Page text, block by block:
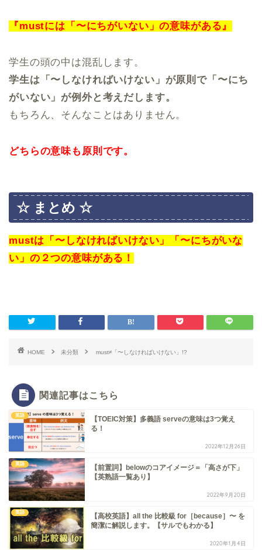
『mustには「〜にちがいない」の意味がある』
学生の頭の中は混乱します。
学生は「〜しなければいけない」が原則で「〜にち
がいない」が例外と考えだします。
もちろん、そんなことはありません。
どちらの意味も原則です。
☆ まとめ ☆
mustは「〜しなければいけない」「〜にちがいな
い」の２つの意味がある！
HOME 未分類 must≠「〜しなければいけない」!?
関連記事はこちら
英語
【TOEIC対策】多義語 serveの意味は3つ覚え
る！
2022年12月26日
英語
【前置詞】belowのコアイメージ＝「高さが下」
【英熟語一覧あり】
2022年9月20日
英語
【高校英語】all the 比較級 for［because］〜 を
簡潔に解説します。【サルでもわかる】
2020年1月4日